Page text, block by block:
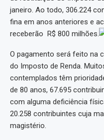
janeiro. Ao todo, 306.224
fina em anos anteriores e
receberão R$ 800 milhões.
O pagamento será feito na
do Imposto de Renda.
contemplados têm
de 80 anos, 67.695
com alguma deficiência
20.258 contribuintes cuja
magistério.